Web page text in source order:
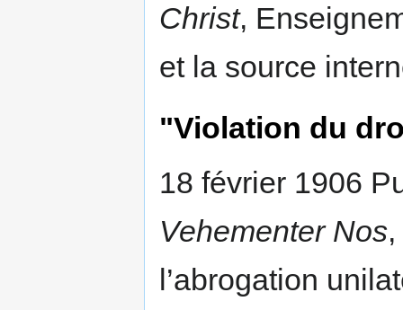
Christ,
et la source
"Violation du
18 février 1906
Vehementer Nos
l’abrogation